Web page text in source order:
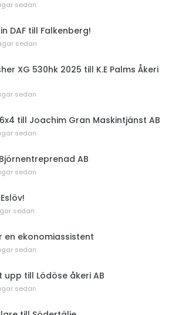
sedan
DAF till Falkenberg!
sedan
XG 530hk 2025 till K.E Palms Åkeri
sedan
till Joachim Gran Maskintjänst AB
sedan
AB
sedan
sedan
en ekonomiassistent
sedan
upp till Lödöse åkeri AB
sedan